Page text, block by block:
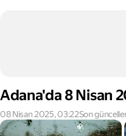
Adana'da 8 Nisan
08 Nisan 2025, 03:22Son